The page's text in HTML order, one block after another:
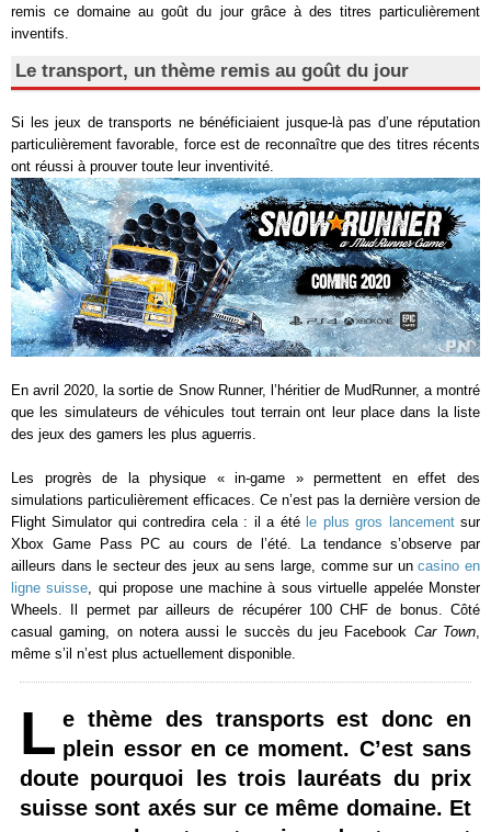
remis ce domaine au goût du jour grâce à des titres particulièrement
inventifs.
Le transport, un thème remis au goût du jour
Si les jeux de transports ne bénéficiaient jusque-là pas d’une réputation
particulièrement favorable, force est de reconnaître que des titres récents
ont réussi à prouver toute leur inventivité.
En avril 2020, la sortie de Snow Runner, l’héritier de MudRunner, a montré
que les simulateurs de véhicules tout terrain ont leur place dans la liste
des jeux des gamers les plus aguerris.
Les progrès de la physique « in-game » permettent en effet des
simulations particulièrement efficaces. Ce n’est pas la dernière version de
Flight Simulator qui contredira cela : il a étéle plus gros lancementsur
Xbox Game Pass PC au cours de l’été. La tendance s’observe par
ailleurs dans le secteur des jeux au sens large, comme sur uncasino en
ligne suisse , qui propose une machine à sous virtuelle appelée Monster
Wheels. Il permet par ailleurs de récupérer 100 CHF de bonus. Côté
casual gaming, on notera aussi le succès du jeu Facebook Car Town
même s’il n’est plus actuellement disponible.
L e thème des transports est donc en
plein essor en ce moment. C’est sans
doute pourquoi les trois lauréats du prix
suisse sont axés sur ce même domaine. Et